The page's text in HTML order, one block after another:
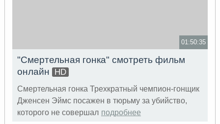
01:50:35
"Смертельная гонка" смотреть фильм
онлайн
HD
Смертельная гонка Трехкратный чемпион-гонщик
Дженсен Эймс посажен в тюрьму за убийство,
которого не совершал подробнее